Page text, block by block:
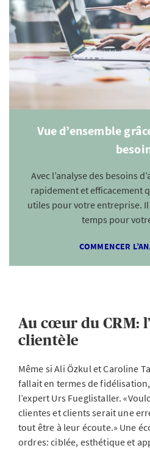
Vue d’ensemble
Avec l’analyse des besoins
rapidement et efficacement
utiles pour votre entreprise.
temps pour
COMMENCER
Au cœur du CRM:
clientèle
Même si Ali Özkul et Caroline
fallait en termes de
l’expert Urs Fueglistaller.
clientes et clients serait une
tout être à leur écoute.» Une
ordres: ciblée, esthétique et